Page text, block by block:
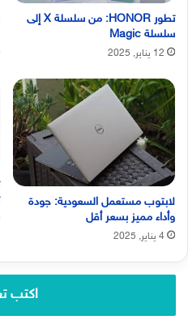
تطور HONOR: من سلسلة X إلى
سلسلة Magic
12 يناير, 2025
لابتوب مستعمل السعودية: جودة
وأداء مميز بسعر أقل
4 يناير, 2025
اكتب